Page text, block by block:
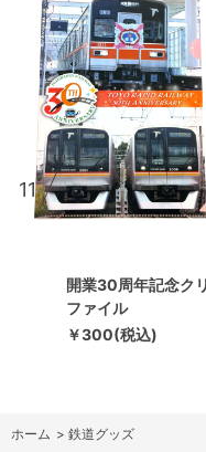
11
開業30周年記念ク
ファイル
￥300(税込)
ホーム > 鉄道グッズ